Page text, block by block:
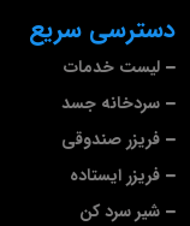
دسترسی سریع
لیست خدمات
سردخانه جسد
فریزر صندوقی
فریزر ایستاده
شیر سرد کن